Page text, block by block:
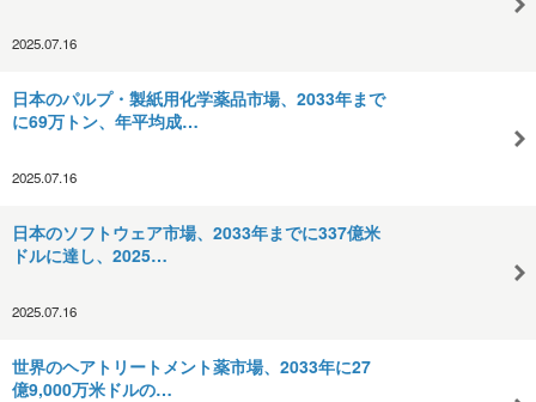
2025.07.16
日本のパルプ・製紙用化学薬品市場、2033年まで
に69万トン、年平均成…
2025.07.16
日本のソフトウェア市場、2033年までに337億米
ドルに達し、2025…
2025.07.16
世界のヘアトリートメント薬市場、2033年に27
億9,000万米ドルの…